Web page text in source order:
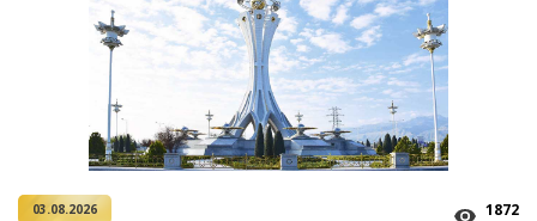
03.08.2026 1872